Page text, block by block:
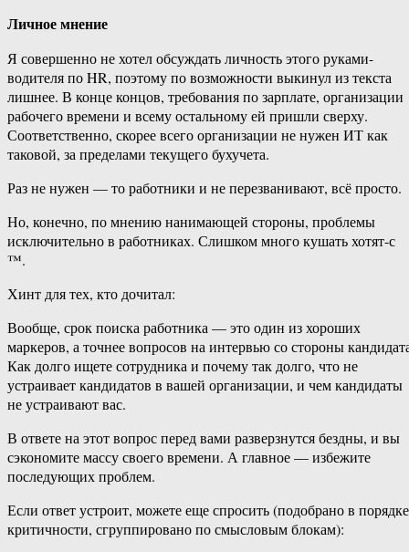
Личное мнение
Я совершенно не хотел обсуждать личность этого руками-
водителя по HR, поэтому по возможности выкинул из текста
лишнее. В конце концов, требования по зарплате, организации
рабочего времени и всему остальному ей пришли сверху.
Соответственно, скорее всего организации не нужен ИТ как
таковой, за пределами текущего бухучета.
Раз не нужен — то работники и не перезванивают, всё просто.
Но, конечно, по мнению нанимающей стороны, проблемы
исключительно в работниках. Слишком много кушать хотят-с
™.
Хинт для тех, кто дочитал:
Вообще, срок поиска работника — это один из хороших
маркеров, а точнее вопросов на интервью со стороны
Как долго ищете сотрудника и почему так долго, что не
устраивает кандидатов в вашей организации, и чем кандидаты
не устраивают вас.
В ответе на этот вопрос перед вами разверзнутся бездны, и вы
сэкономите массу своего времени. А главное — избежите
последующих проблем.
Если ответ устроит, можете еще спросить (подобрано в порядке
критичности, сгруппировано по смысловым блокам):